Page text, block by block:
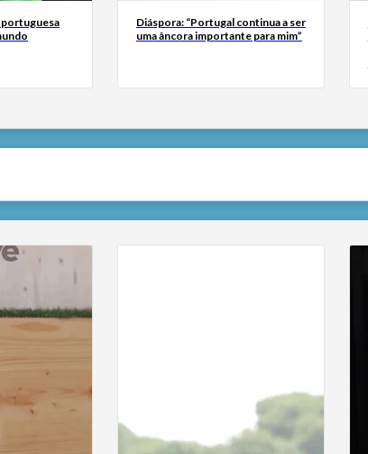
portuguesa
Diáspora: “Portugal continua a ser
uma âncora importante para mim”